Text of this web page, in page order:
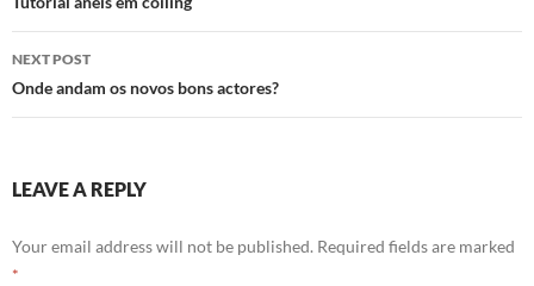
NEXT POST
Onde andam os novos bons actores?
LEAVE A REPLY
Your email address will not be published. Required fields are marked
*